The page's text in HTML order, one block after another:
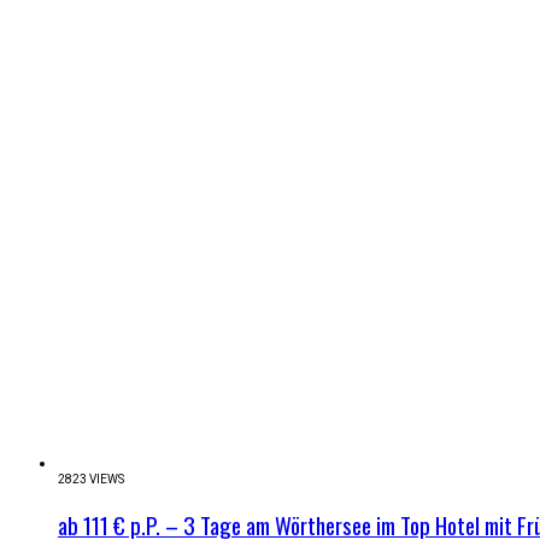
2823 VIEWS
ab 111 € p.P. – 3 Tage am Wörthersee im Top Hotel mit